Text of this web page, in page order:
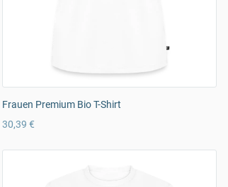
Frauen Premium Bio T-Shirt
30,39 €